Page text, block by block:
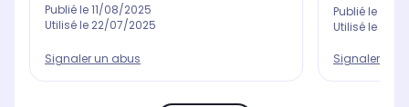
Publié le11/08/2025
Utilisé le 22/07/2025
Signaler un abus
Publié le
Utilisé le
Signaler un